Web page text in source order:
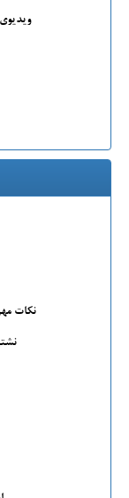
ویدیوی
نکات